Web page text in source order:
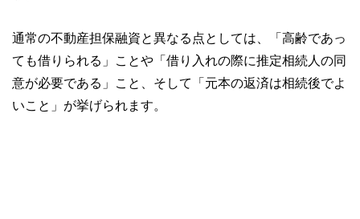
通常の不動産担保融資と異なる点としては、「高齢であっ
ても借りられる」ことや「借り入れの際に推定相続人の同
意が必要である」こと、そして「元本の返済は相続後でよ
いこと」が挙げられます。